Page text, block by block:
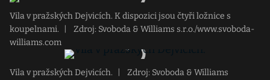
Vila v pražských Dejvicích. K dispozici jsou čtyři ložnice s
koupelnami.
Zdroj: Svoboda & Williams s.r.o./www.svoboda-
williams.com
Vila v pražských Dejvicích.
Zdroj: Svoboda & Williams